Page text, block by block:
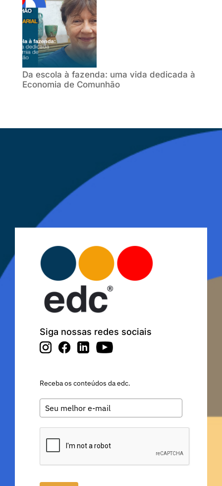
Da escola à fazenda: uma vida dedicada à
Economia de Comunhão
Siga nossas redes sociais
Receba os conteúdos da edc.